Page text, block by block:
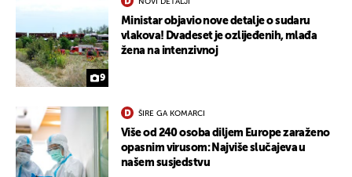
9
NOVI DETALJI
Ministar objavio nove detalje o sudaru
vlakova! Dvadeset je ozlijeđenih, mlađa
žena na intenzivnoj
ŠIRE GA KOMARCI
Više od 240 osoba diljem Europe zaraženo
opasnim virusom: Najviše slučajeva u
našem susjedstvu